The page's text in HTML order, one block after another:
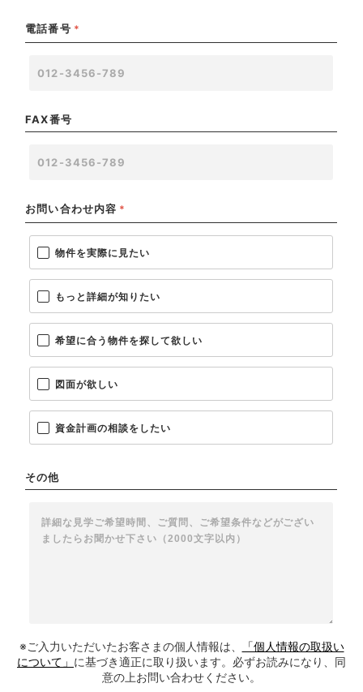
電話番号 *
FAX番号
お問い合わせ内容 *
物件を実際に見たい
もっと詳細が知りたい
希望に合う物件を探して欲しい
図面が欲しい
資金計画の相談をしたい
その他
※ご入力いただいたお客さまの個人情報は、
「個人情報の取扱い
について」 に基づき適正に取り扱います。必ずお読みになり、同
意の上お問い合わせください。